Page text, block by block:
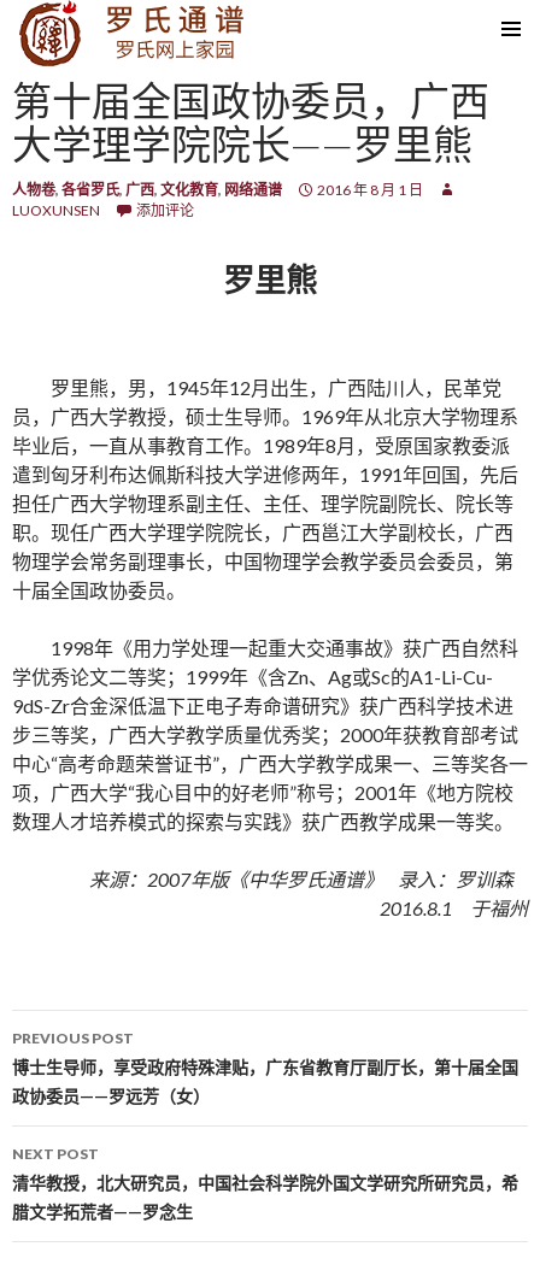
SKIP TO CONTENT
第十届全国政协委员，广西
大学理学院院长——罗里熊
人物卷, 各省罗氏, 广西, 文化教育, 网络通谱
2016 年 8 月 1 日
LUOXUNSEN
添加评论
罗里熊
罗里熊，男，1945年12月出生，广西陆川人，民革党
员，广西大学教授，硕士生导师。1969年从北京大学物理系
毕业后，一直从事教育工作。1989年8月，受原国家教委派
遣到匈牙利布达佩斯科技大学进修两年，1991年回国，先后
担任广西大学物理系副主任、主任、理学院副院长、院长等
职。现任广西大学理学院院长，广西邕江大学副校长，广西
物理学会常务副理事长，中国物理学会教学委员会委员，第
十届全国政协委员。
1998年《用力学处理一起重大交通事故》获广西自然科
学优秀论文二等奖；1999年《含Zn、Ag或Sc的A1-Li-Cu-
9dS-Zr合金深低温下正电子寿命谱研究》获广西科学技术进
步三等奖，广西大学教学质量优秀奖；2000年获教育部考试
中心“高考命题荣誉证书”，广西大学教学成果一、三等奖各一
项，广西大学“我心目中的好老师”称号；2001年《地方院校
数理人才培养模式的探索与实践》获广西教学成果一等奖。
来源：2007年版《中华罗氏通谱》 录入：罗训森
2016.8.1 于福州
Post navigation
PREVIOUS POST
博士生导师，享受政府特殊津贴，广东省教育厅副厅长，第十届全国
政协委员——罗远芳（女）
NEXT POST
清华教授，北大研究员，中国社会科学院外国文学研究所研究员，希
腊文学拓荒者——罗念生